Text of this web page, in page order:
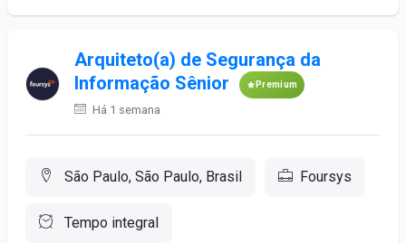
Arquiteto(a) de Segurança da
Informação Sênior
Premium
Há 1 semana
São Paulo, São Paulo, Brasil Foursys
Tempo integral